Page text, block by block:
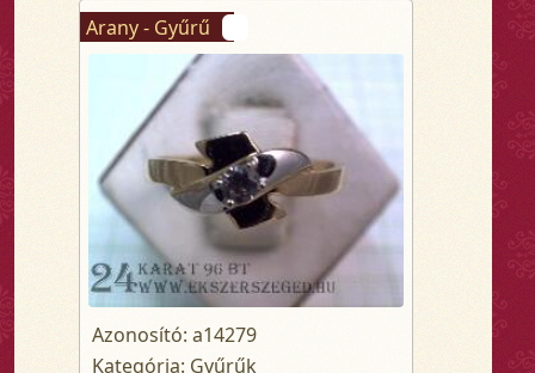
Arany - Gyűrű
Azonosító: a14279
Kategória: Gyűrűk